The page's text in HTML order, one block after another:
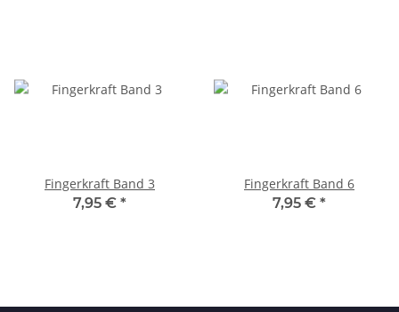
Fingerkraft Band 3
7,95 € *
Fingerkraft Band 6
7,95 € *